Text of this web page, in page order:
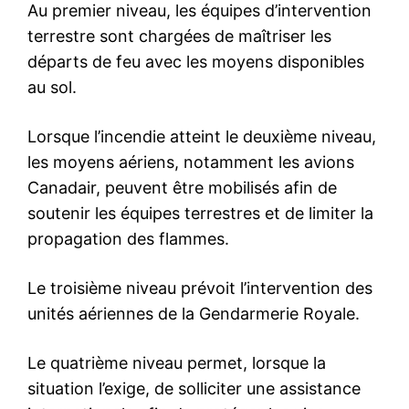
Mon compte
Related
La FRMF officialise son
soutien à Gianni Infantino
1 May 2026
In "Nation"
Le Maroc, première nation
africaine qualifiée pour la
In "Nation"
n’épargne personne même le
président de la compagnie
Abdelhamid Addou
Avoir un billet pour Doha pour